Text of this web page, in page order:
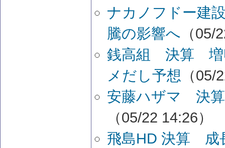
ナカノフドー
騰の影響へ （05/
銭高組 決算 増
メだし予想 （05/
安藤ハザマ 決
（05/22 14:26）
飛島HD 決算 成